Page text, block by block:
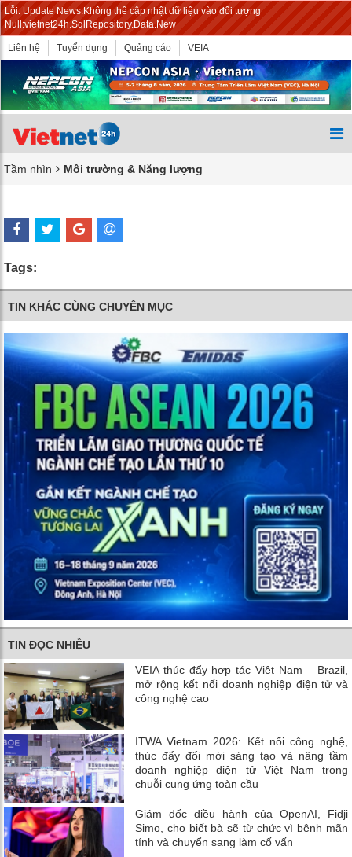
Lỗi: Update News:Không thể cập nhật dữ liệu vào đối tượng
Null:vietnet24h.SqlRepository.Data.New
Liên hệ Tuyển dụng Quảng cáo VEIA
Tầm nhìn Môi trường & Năng lượng
Tags:
TIN KHÁC CÙNG CHUYÊN MỤC
TIN ĐỌC NHIỀU
VEIA thúc đẩy hợp tác Việt Nam – Brazil,
mở rộng kết nối doanh nghiệp điện tử và
công nghệ cao
ITWA Vietnam 2026: Kết nối công nghệ,
thúc đẩy đổi mới sáng tạo và nâng tầm
doanh nghiệp điện tử Việt Nam trong
chuỗi cung ứng toàn cầu
Giám đốc điều hành của OpenAI, Fidji
Simo, cho biết bà sẽ từ chức vì bệnh mãn
tính và chuyển sang làm cố vấn